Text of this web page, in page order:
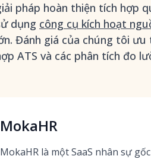
pháp hoàn thiện tích hợp
dụng công cụ kích hoạt
Đánh giá của chúng tôi
ATS và các phân tích đo
MokaHR
MokaHR là một SaaS nhân sự